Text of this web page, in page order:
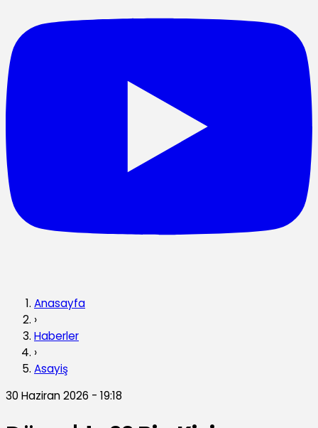
Anasayfa
›
Haberler
›
Asayiş
30 Haziran 2026 - 19:18